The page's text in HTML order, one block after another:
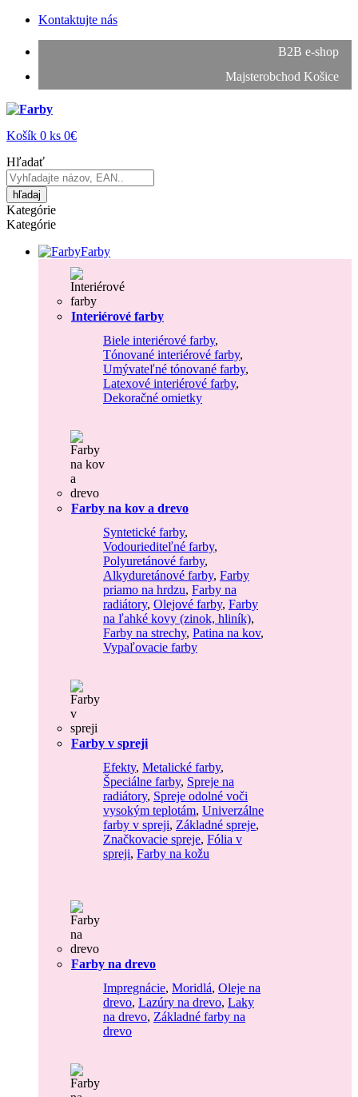
Kontaktujte nás
B2B e-shop
Majsterobchod Košice
Košík 0 ks 0€
Hľadať
hľadaj
Kategórie
Kategórie
Farby
Interiérové farby
Biele interiérové farby,
Tónované interiérové farby,
Umývateľné tónované farby,
Latexové interiérové farby,
Dekoračné omietky
Farby na kov a drevo
Syntetické farby,
Vodouriediteľné farby,
Polyuretánové farby,
Alkyduretánové farby, Farby
priamo na hrdzu, Farby na
radiátory, Olejové farby, Farby
na ľahké kovy (zinok, hliník),
Farby na strechy, Patina na kov,
Vypaľovacie farby
Farby v spreji
Efekty, Metalické farby,
Špeciálne farby, Spreje na
radiátory, Spreje odolné voči
vysokým teplotám, Univerzálne
farby v spreji, Základné spreje,
Značkovacie spreje, Fólia v
spreji, Farby na kožu
Farby na drevo
Impregnácie, Moridlá, Oleje na
drevo, Lazúry na drevo, Laky
na drevo, Základné farby na
drevo